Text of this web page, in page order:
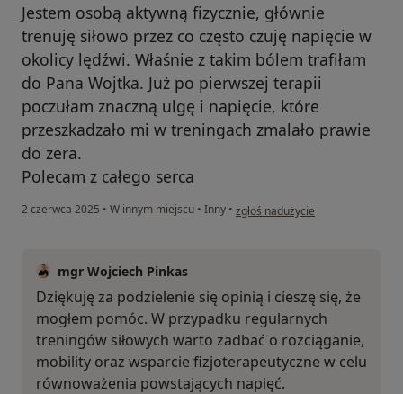
Jestem osobą aktywną fizycznie, głównie
trenuję siłowo przez co często czuję napięcie w
okolicy lędźwi. Właśnie z takim bólem trafiłam
do Pana Wojtka. Już po pierwszej terapii
poczułam znaczną ulgę i napięcie, które
przeszkadzało mi w treningach zmalało prawie
do zera.
Polecam z całego serca
2 czerwca 2025 • W innym miejscu • Inny • w opinii użytkownika Weronika
zgłoś nadużycie
mgr Wojciech Pinkas
Dziękuję za podzielenie się opinią i cieszę się, że
mogłem pomóc. W przypadku regularnych
treningów siłowych warto zadbać o rozciąganie,
mobility oraz wsparcie fizjoterapeutyczne w celu
równoważenia powstających napięć.